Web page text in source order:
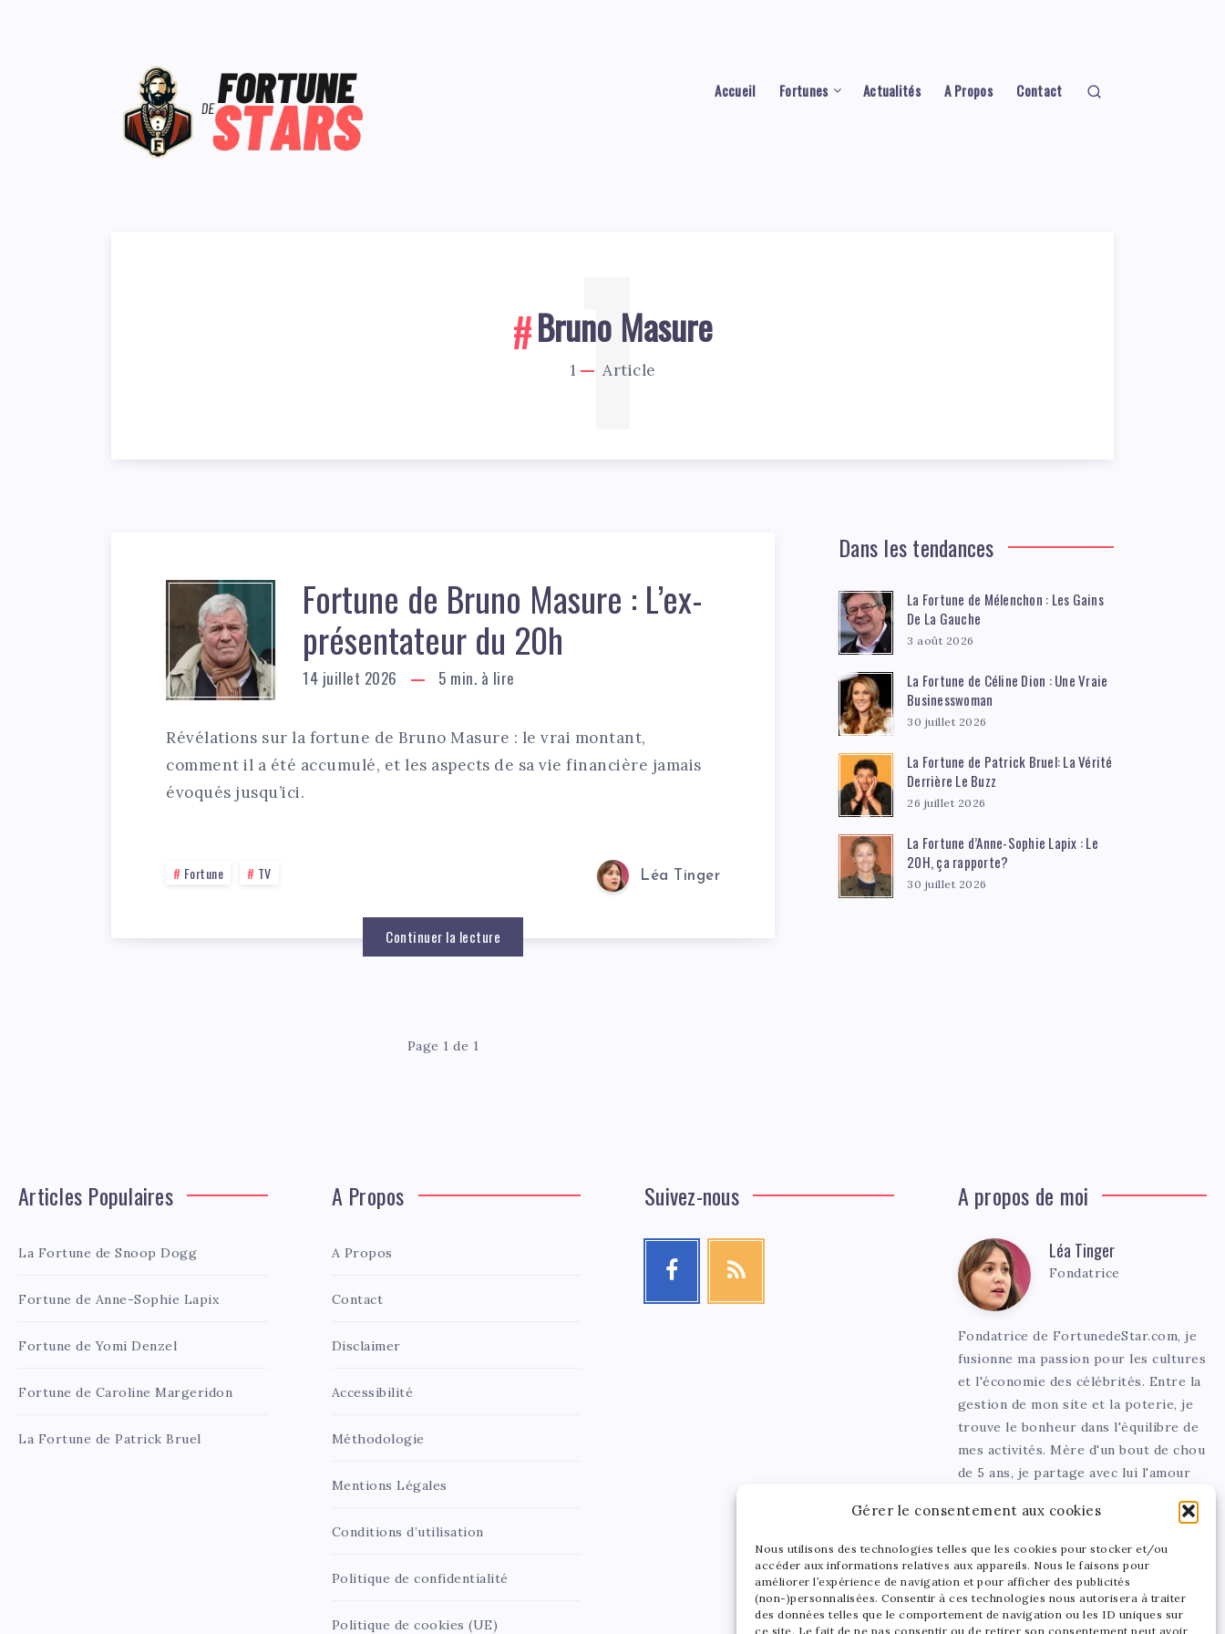
Gérer le consentement aux cookies
Nous utilisons des technologies telles que les cookies pour stocker et/ou
accéder aux informations relatives aux appareils. Nous le faisons pour
améliorer l’expérience de navigation et pour afficher des publicités
(non-)personnalisées. Consentir à ces technologies nous autorisera à traiter
des données telles que le comportement de navigation ou les ID uniques sur
ce site. Le fait de ne pas consentir ou de retirer son consentement peut avoir
Accueil Fortunes Actualités A Propos Contact
Bruno Masure
1 Article
1
Fortune de Bruno Masure : L’ex-
présentateur du 20h
14 juillet 2026 5 min. à lire
Révélations sur la fortune de Bruno Masure : le vrai montant,
comment il a été accumulé, et les aspects de sa vie financière jamais
évoqués jusqu’ici.
Fortune TV Léa Tinger
Continuer la lecture
Page 1 de 1
Dans les tendances
La Fortune de Mélenchon : Les Gains
De La Gauche
3 août 2026
La Fortune de Céline Dion : Une Vraie
Businesswoman
30 juillet 2026
La Fortune de Patrick Bruel: La Vérité
Derrière Le Buzz
26 juillet 2026
La Fortune d’Anne-Sophie Lapix : Le
20H, ça rapporte?
30 juillet 2026
Articles Populaires
La Fortune de Snoop Dogg
Fortune de Anne-Sophie Lapix
Fortune de Yomi Denzel
Fortune de Caroline Margeridon
La Fortune de Patrick Bruel
A Propos
A Propos
Contact
Disclaimer
Accessibilité
Méthodologie
Mentions Légales
Conditions d’utilisation
Politique de confidentialité
Politique de cookies (UE)
Suivez-nous A propos de moi
Léa
Tinger
Léa Tinger
Fondatrice
Fondatrice de FortunedeStar.com, je
fusionne ma passion pour les cultures
et l'économie des célébrités. Entre la
gestion de mon site et la poterie, je
trouve le bonheur dans l'équilibre de
mes activités. Mère d'un bout de chou
de 5 ans, je partage avec lui l'amour